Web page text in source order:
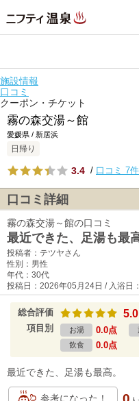
施設情報
口コミ
クーポン・チケット
霧の森交湯～館
愛媛県 / 新居浜
日帰り
3.4 / 口コミ 7件
口コミ詳細
霧の森交湯～館の口コミ
最近できた、足湯も最高
投稿者：テツヤさん
性別：男性
年代：30代
投稿日：2026年05月24日 / 入浴
総合評価
項目別 お湯 0.0点
飲食 0.0点
最近できた、足湯も最高。
参考になった！